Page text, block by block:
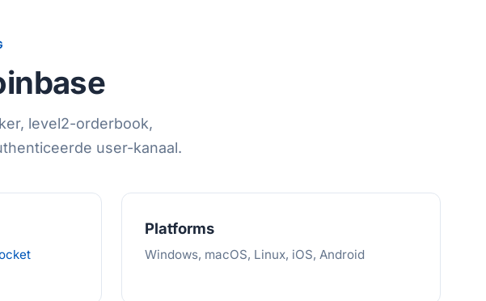
level2-orderbook,
user-kanaal.
Platforms
Windows, macOS, Linux, iOS, Android